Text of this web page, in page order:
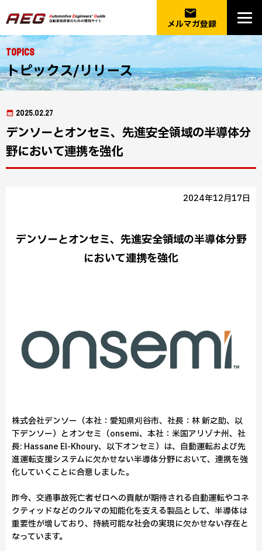
email
メルマガ登録
Topics
トピックス/リリース
2025.02.27
デンソーとオンセミ、先進安全領域の半導体分
野において連携を強化
2024年12月17日
デンソーとオンセミ、先進安全領域の半導体分野
において連携を強化
株式会社デンソー（本社：愛知県刈谷市、社長：林 新之助、以
下デンソー）とオンセミ（onsemi、本社：米国アリゾナ州、社
長: Hassane El-Khoury、以下オンセミ）は、自動運転および先
進運転支援システムに欠かせない半導体分野において、連携を強
化していくことに合意しました。
昨今、交通事故死亡者ゼロへの貢献が期待される自動運転やコネ
クティッドなどのクルマの知能化を支える製品として、半導体は
重要性が増しており、持続可能な社会の実現に欠かせない存在と
なっています。